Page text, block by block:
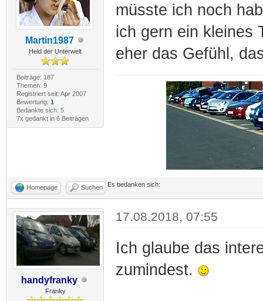
Martin1987
Held der Unterwelt
Beiträge: 187
Themen: 9
Registriert seit: Apr 2007
Bewertung: 1
Bedankte sich: 5
7x gedankt in 6 Beiträgen
müsste ich noch
ich gern ein kleines
eher das Gefühl,
Homepage Suchen Es bedanken sich:
handyfranky
Franky
17.08.2018, 07:55
Ich glaube das
zumindest.